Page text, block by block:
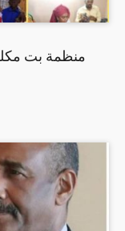
منظمة بت مكلي